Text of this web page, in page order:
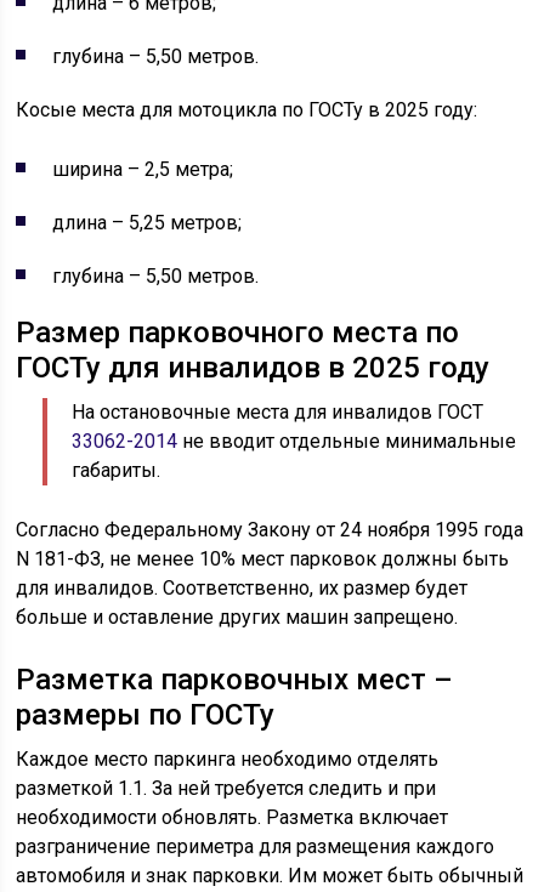
глубина – 5,50 метров.
Косые места для мотоцикла по ГОСТу в 2025 году:
ширина – 2,5 метра;
длина – 5,25 метров;
глубина – 5,50 метров.
Размер парковочного места по
ГОСТу для инвалидов в 2025 году
На остановочные места для инвалидов ГОСТ
33062-2014 не вводит отдельные минимальные
габариты.
Согласно Федеральному Закону от 24 ноября 1995 года
N 181-ФЗ, не менее 10% мест парковок должны быть
для инвалидов. Соответственно, их размер будет
больше и оставление других машин запрещено.
Разметка парковочных мест –
размеры по ГОСТу
Каждое место паркинга необходимо отделять
разметкой 1.1. За ней требуется следить и при
необходимости обновлять. Разметка включает
разграничение периметра для размещения каждого
автомобиля и знак парковки. Им может быть обычный